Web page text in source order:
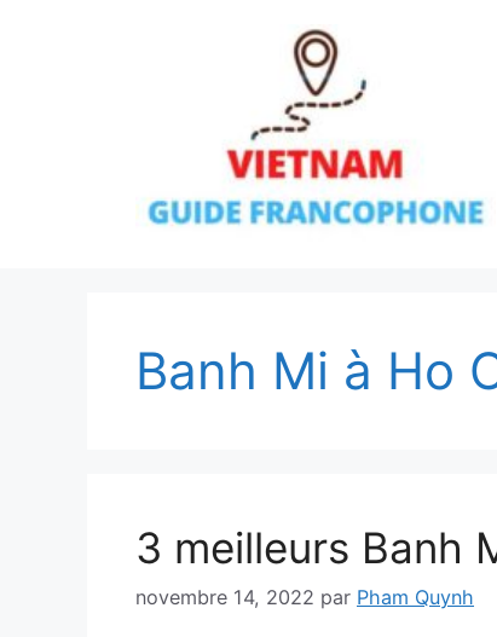
Banh Mi à Ho
3 meilleurs Banh
novembre 14, 2022 par Pham Quynh